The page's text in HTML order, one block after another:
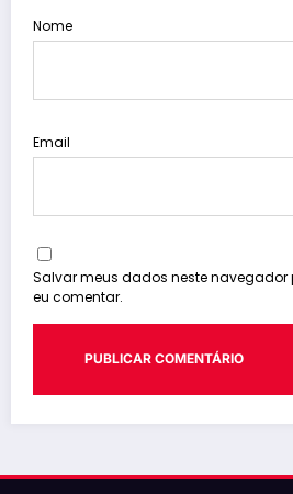
Nome
Email
Salvar meus dados neste navegador
eu comentar.